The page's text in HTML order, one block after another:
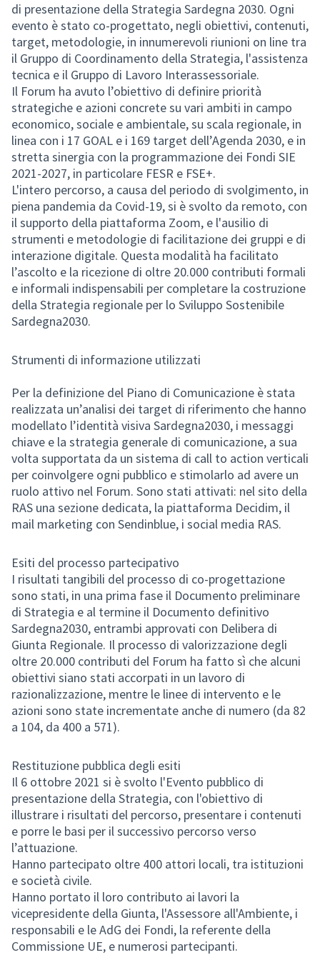
di presentazione della Strategia Sardegna 2030. Ogni
evento è stato co-progettato, negli obiettivi, contenuti,
target, metodologie, in innumerevoli riunioni on line tra
il Gruppo di Coordinamento della Strategia, l'assistenza
tecnica e il Gruppo di Lavoro Interassessoriale.
Il Forum ha avuto l’obiettivo di definire priorità
strategiche e azioni concrete su vari ambiti in campo
economico, sociale e ambientale, su scala regionale, in
linea con i 17 GOAL e i 169 target dell’Agenda 2030, e in
stretta sinergia con la programmazione dei Fondi SIE
2021-2027, in particolare FESR e FSE+.
L'intero percorso, a causa del periodo di svolgimento, in
piena pandemia da Covid-19, si è svolto da remoto, con
il supporto della piattaforma Zoom, e l'ausilio di
strumenti e metodologie di facilitazione dei gruppi e di
interazione digitale. Questa modalità ha facilitato
l’ascolto e la ricezione di oltre 20.000 contributi formali
e informali indispensabili per completare la costruzione
della Strategia regionale per lo Sviluppo Sostenibile
Sardegna2030.
Strumenti di informazione utilizzati
Per la definizione del Piano di Comunicazione è stata
realizzata un’analisi dei target di riferimento che hanno
modellato l’identità visiva Sardegna2030, i messaggi
chiave e la strategia generale di comunicazione, a sua
volta supportata da un sistema di call to action verticali
per coinvolgere ogni pubblico e stimolarlo ad avere un
ruolo attivo nel Forum. Sono stati attivati: nel sito della
RAS una sezione dedicata, la piattaforma Decidim, il
mail marketing con Sendinblue, i social media RAS.
Esiti del processo partecipativo
I risultati tangibili del processo di co-progettazione
sono stati, in una prima fase il Documento preliminare
di Strategia e al termine il Documento definitivo
Sardegna2030, entrambi approvati con Delibera di
Giunta Regionale. Il processo di valorizzazione degli
oltre 20.000 contributi del Forum ha fatto sì che alcuni
obiettivi siano stati accorpati in un lavoro di
razionalizzazione, mentre le linee di intervento e le
azioni sono state incrementate anche di numero (da 82
a 104, da 400 a 571).
Restituzione pubblica degli esiti
Il 6 ottobre 2021 si è svolto l'Evento pubblico di
presentazione della Strategia, con l'obiettivo di
illustrare i risultati del percorso, presentare i contenuti
e porre le basi per il successivo percorso verso
l’attuazione.
Hanno partecipato oltre 400 attori locali, tra istituzioni
e società civile.
Hanno portato il loro contributo ai lavori la
vicepresidente della Giunta, l'Assessore all'Ambiente, i
responsabili e le AdG dei Fondi, la referente della
Commissione UE, e numerosi partecipanti.